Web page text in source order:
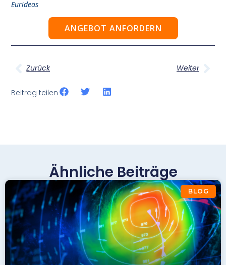
Eurideas
ANGEBOT ANFORDERN
Zurück Weiter
Beitrag teilen
Ähnliche Beiträge
BLOG